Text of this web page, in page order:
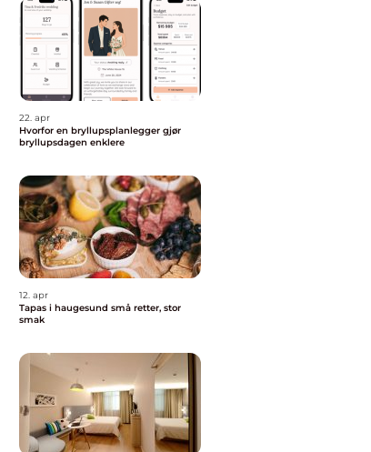
22. apr
Hvorfor en bryllupsplanlegger gjør
bryllupsdagen enklere
12. apr
Tapas i haugesund små retter, stor
smak